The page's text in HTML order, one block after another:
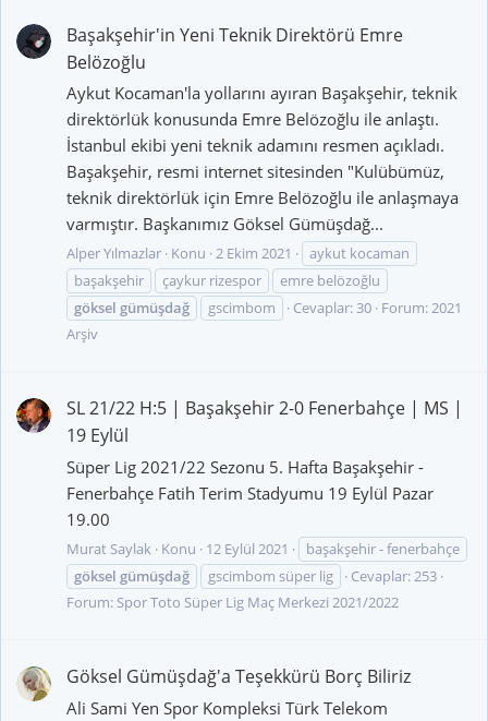
Başakşehir'in Yeni Teknik Direktörü Emre
Belözoğlu
Aykut Kocaman'la yollarını ayıran Başakşehir, teknik
direktörlük konusunda Emre Belözoğlu ile anlaştı.
İstanbul ekibi yeni teknik adamını resmen açıkladı.
Başakşehir, resmi internet sitesinden "Kulübümüz,
teknik direktörlük için Emre Belözoğlu ile anlaşmaya
varmıştır. Başkanımız Göksel Gümüşdağ...
Alper Yılmazlar Konu 2 Ekim 2021
aykut kocaman
başakşehir
çaykur rizespor
emre belözoğlu
göksel gümüşdağ gscimbom Cevaplar: 30 Forum:2021
Arşiv
SL 21/22 H:5 | Başakşehir 2-0 Fenerbahçe | MS |
19 Eylül
Süper Lig 2021/22 Sezonu 5. Hafta Başakşehir -
Fenerbahçe Fatih Terim Stadyumu 19 Eylül Pazar
19.00
Murat Saylak Konu 12 Eylül 2021
başakşehir - fenerbahçe
göksel gümüşdağ gscimbom süper lig
Cevaplar: 253
Forum: Spor Toto Süper Lig Maç Merkezi 2021/2022
Göksel Gümüşdağ'a Teşekkürü Borç Biliriz
Ali Sami Yen Spor Kompleksi Türk Telekom